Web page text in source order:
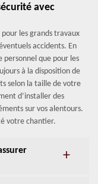
avec
les grands travaux
accidents. En
que pour les
à la disposition de
selon la taille de votre
d’installer des
sur vos alentours.
votre chantier.